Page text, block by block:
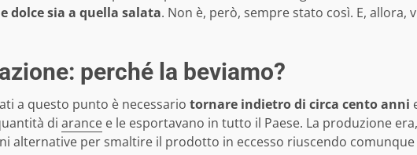
dolce sia a quella salata. Non è, però, sempre stato così. E, allora,
perché la beviamo?
a questo punto è necessario tornare indietro di circa cento anni
di arance e le esportavano in tutto il Paese. La produzione
alternative per smaltire il prodotto in eccesso riuscendo comunque